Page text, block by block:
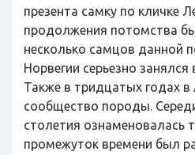
презента самку по кличке
продолжения потомства
несколько самцов данной
Норвегии серьезно
Также в тридцатых годах в
сообщество породы.
столетия ознаменовалась
промежуток времени был